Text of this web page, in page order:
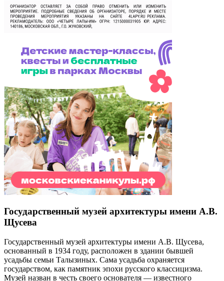
Государственный музей архитектуры имени А.В.
Щусева
Государственный музей архитектуры имени А.В. Щусева,
основанный в 1934 году, расположен в здании бывшей
усадьбы семьи Талызиных. Сама усадьба охраняется
государством, как памятник эпохи русского классицизма.
Музей назван в честь своего основателя — известного